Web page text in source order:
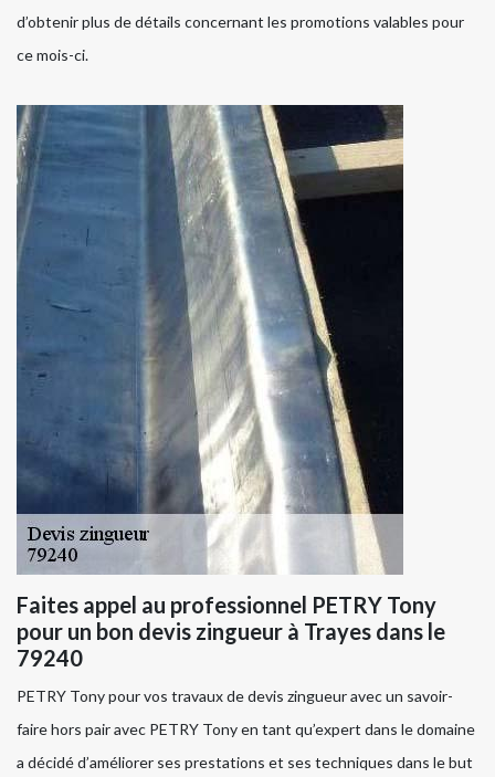
d’obtenir plus de détails concernant les promotions valables pour
ce mois-ci.
Faites appel au professionnel PETRY Tony
pour un bon devis zingueur à Trayes dans le
79240
PETRY Tony pour vos travaux de devis zingueur avec un savoir-
faire hors pair avec PETRY Tony en tant qu’expert dans le domaine
a décidé d’améliorer ses prestations et ses techniques dans le but